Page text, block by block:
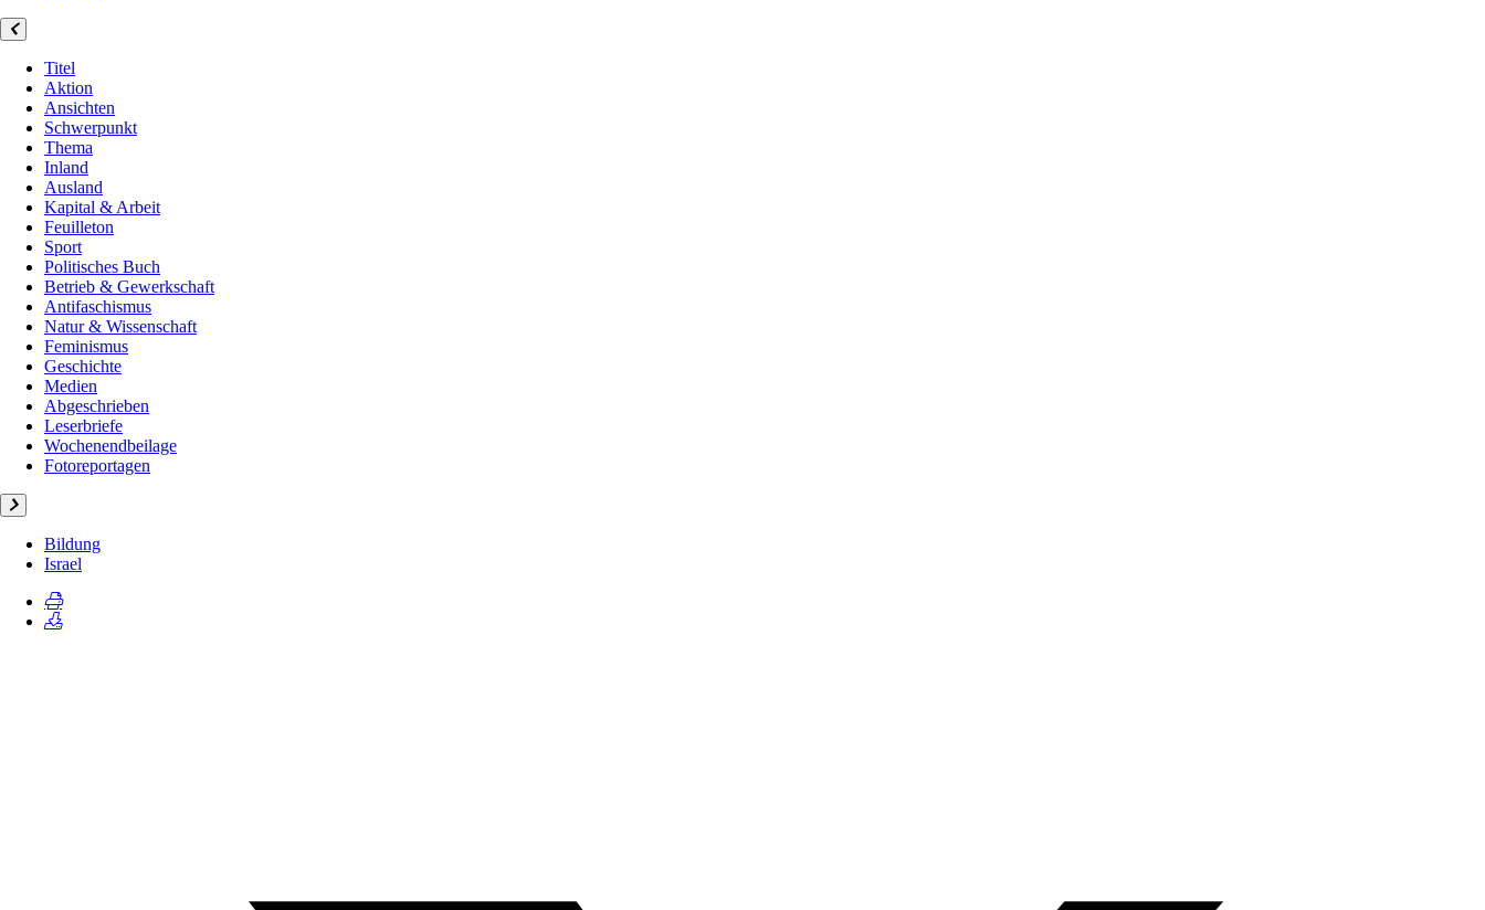
Titel
Aktion
Ansichten
Schwerpunkt
Thema
Inland
Ausland
Kapital & Arbeit
Feuilleton
Sport
Politisches Buch
Betrieb & Gewerkschaft
Antifaschismus
Natur & Wissenschaft
Feminismus
Geschichte
Medien
Abgeschrieben
Leserbriefe
Wochenendbeilage
Fotoreportagen
Bildung
Israel